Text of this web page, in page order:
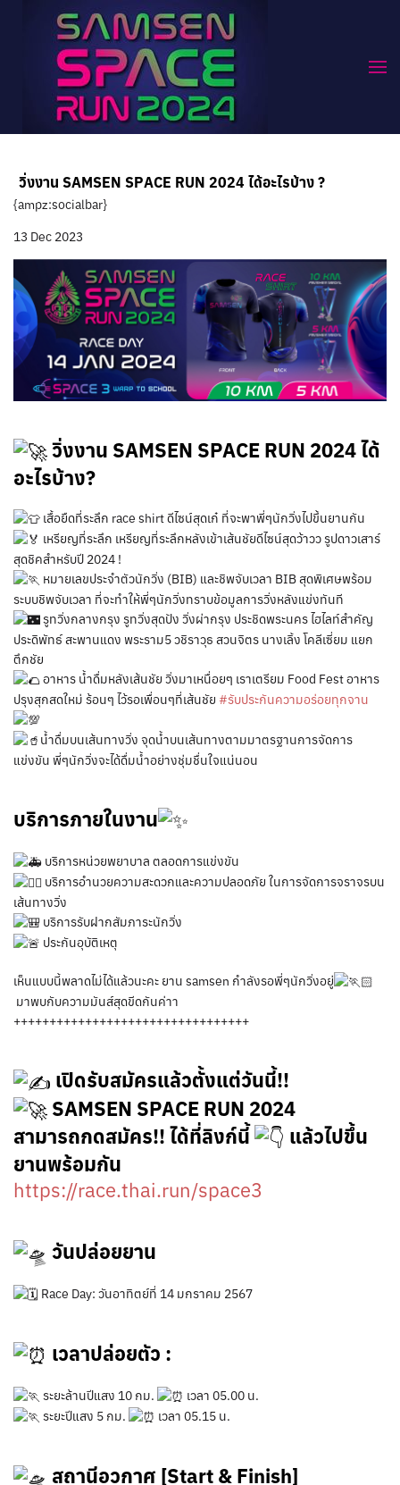
วิ่งงาน SAMSEN SPACE RUN 2024 ได้อะไรบ้าง ?
{ampz:socialbar}
13 Dec 2023
วิ่งงาน SAMSEN SPACE RUN 2024 ได้
อะไรบ้าง?
เสื้อยืดที่ระลึก race shirt ดีไซน์สุดเก๋ ที่จะพาพี่ๆนักวิ่งไปขึ้นยานกัน
เหรียญที่ระลึก เหรียญที่ระลึกหลังเข้าเส้นชัยดีไซน์สุดว้าวว รูปดาวเสาร์
สุดชิคสำหรับปี 2024 !
หมายเลขประจำตัวนักวิ่ง (BIB) และชิพจับเวลา BIB สุดพิเศษพร้อม
ระบบชิพจับเวลา ที่จะทำให้พี่ๆนักวิ่งทราบข้อมูลการวิ่งหลังแข่งทันที
รูทวิ่งกลางกรุง รูทวิ่งสุดปัง วิ่งผ่ากรุง ประชิดพระนคร ไฮไลท์สำคัญ
ประดิพัทธ์ สะพานแดง พระราม5 วชิราวุธ สวนจิตร นางเลิ้ง โคลีเซี่ยม แยก
ตึกชัย
อาหาร น้ำดื่มหลังเส้นชัย วิ่งมาเหนื่อยๆ เราเตรียม Food Fest อาหาร
ปรุงสุกสดใหม่ ร้อนๆ ไว้รอเพื่อนๆที่เส้นชัย #รับประกันความอร่อยทุกจาน
น้ำดื่มบนเส้นทางวิ่ง จุดน้ำบนเส้นทางตามมาตรฐานการจัดการ
แข่งขัน พี่ๆนักวิ่งจะได้ดื่มน้ำอย่างชุ่มชื่นใจแน่นอน
บริการภายในงาน
บริการหน่วยพยาบาล ตลอดการแข่งขัน
บริการอำนวยความสะดวกและความปลอดภัย ในการจัดการจราจรบน
เส้นทางวิ่ง
บริการรับฝากสัมภาระนักวิ่ง
ประกันอุบัติเหตุ
เห็นแบบนี้พลาดไม่ได้แล้วนะคะ ยาน samsen กำลังรอพี่ๆนักวิ่งอยู่
มาพบกับความมันส์สุดขีดกันค่าา
+++++++++++++++++++++++++++++++++
เปิดรับสมัครแล้วตั้งแต่วันนี้!!
SAMSEN SPACE RUN 2024
สามารถกดสมัคร!! ได้ที่ลิงก์นี้
แล้วไปขึ้น
ยานพร้อมกัน
https://race.thai.run/space3
วันปล่อยยาน
Race Day: วันอาทิตย์ที่ 14 มกราคม 2567
เวลาปล่อยตัว :
ระยะล้านปีแสง 10 กม.
เวลา 05.00 น.
ระยะปีแสง 5 กม.
เวลา 05.15 น.
สถานีอวกาศ [Start & Finish]